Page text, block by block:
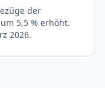
der
5,5 % erhöht.
2026.